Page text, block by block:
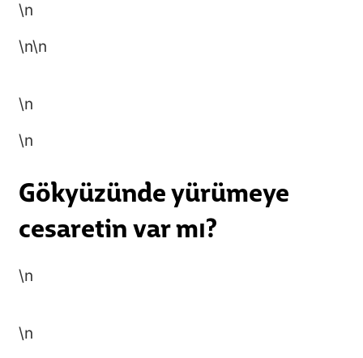
\n
\n\n
\n
\n
Gökyüzünde yürümeye
cesaretin var mı?
\n
\n